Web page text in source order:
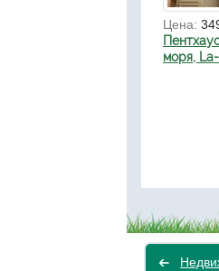
Цена:
моря,